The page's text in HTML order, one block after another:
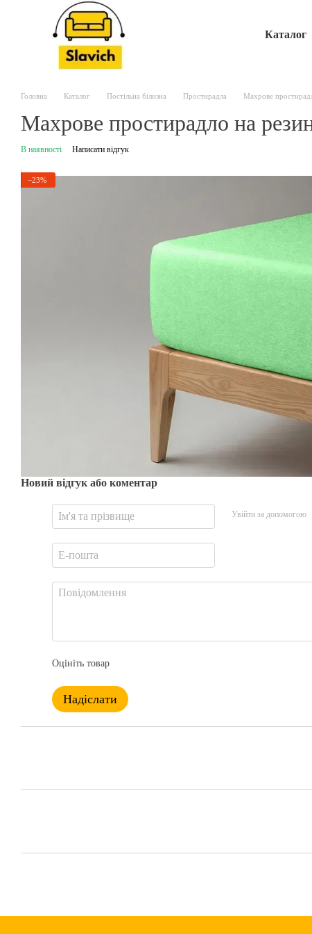
Перейти до основного контенту
Каталог
Головна Каталог Постільна білизна Простирадла Махрове
Махрове простирадло на
В наявності Написати відгук
−23%
Новий відгук або коментар
Увійти за допомогою
Оцініть товар
Надіслати